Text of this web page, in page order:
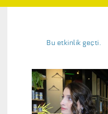
Bu etkinlik geçti.